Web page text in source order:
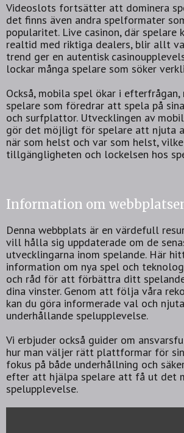
Videoslots fortsätter att dominera
det finns även andra spelformater
popularitet. Live casinon, där spelare
realtid med riktiga dealers, blir allt
trend ger en autentisk
lockar många spelare som söker
Också, mobila spel ökar i
spelare som föredrar att spela på
och surfplattor. Utvecklingen av
gör det möjligt för spelare att njuta
när som helst och var som helst,
tillgängligheten och lockelsen hos
Information om
Denna webbplats är en värdefull
vill hålla sig uppdaterade om de
utvecklingarna inom spelande. Här
information om nya spel och
och råd för att förbättra ditt
dina vinster. Genom att följa våra
kan du göra informerade val och
underhållande spelupplevelse.
Vi erbjuder också guider om
hur man väljer rätt plattformar för
fokus på både underhållning och
efter att hjälpa spelare att få ut det
spelupplevelse.